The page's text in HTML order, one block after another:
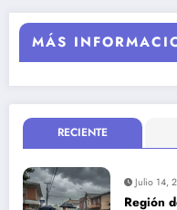
MÁS
RECIENTE
Julio 14,
Región